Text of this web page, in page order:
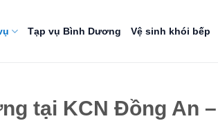
Tạp vụ Bình Dương Vệ sinh khói bếp
tại KCN Đồng An